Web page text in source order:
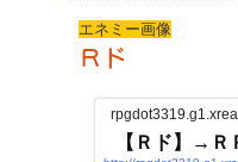
エネミー画像
Ｒド
【Ｒド】→Ｒ